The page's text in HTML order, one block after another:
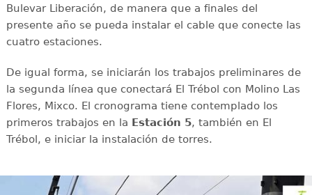
Bulevar Liberación, de manera que a finales del
presente año se pueda instalar el cable que conecte las
cuatro estaciones.
De igual forma, se iniciarán los trabajos preliminares de
la segunda línea que conectará El Trébol con Molino Las
Flores, Mixco. El cronograma tiene contemplado los
primeros trabajos en la Estación 5, también en El
Trébol, e iniciar la instalación de torres.